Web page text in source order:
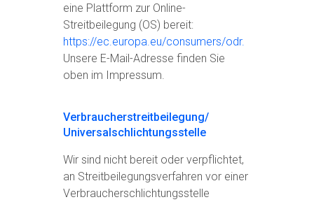
eine Plattform zur Online-
Streitbeilegung (OS) bereit:
https://ec.europa.eu/consumers/odr.
Unsere E-Mail-Adresse finden Sie
oben im Impressum.
Verbraucherstreitbeilegung/
Universalschlichtungsstelle
Wir sind nicht bereit oder verpflichtet,
an Streitbeilegungsverfahren vor einer
Verbraucherschlichtungsstelle